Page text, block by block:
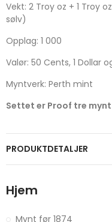
Vekt: 2 Troy oz + 1 Troy
sølv)
Opplag: 1 000
Valør: 50 Cents, 1 Dollar
Myntverk: Perth mint
Settet er Proof tre
PRODUKTDETALJER
Hjem
Mynt før 1874